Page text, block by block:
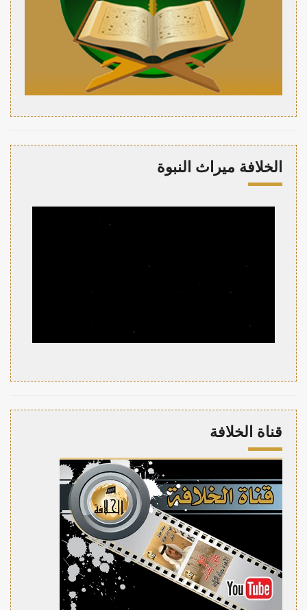
الخلافة ميراث النبوة
قناة الخلافة